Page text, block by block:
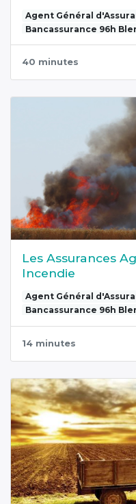
Agent Général
Bancassurance 96h
40 minutes
Les Assurances
Incendie
Agent Général
Bancassurance 96h
14 minutes